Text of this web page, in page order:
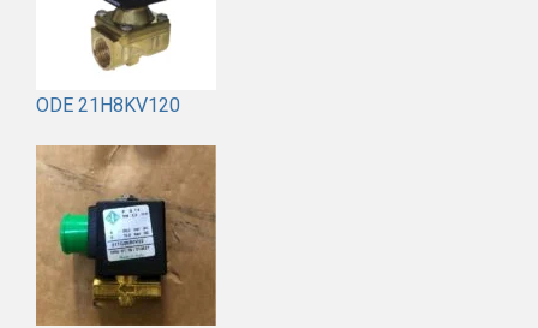
ODE 21H8KV120